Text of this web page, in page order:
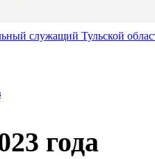
служащий Тульской
года